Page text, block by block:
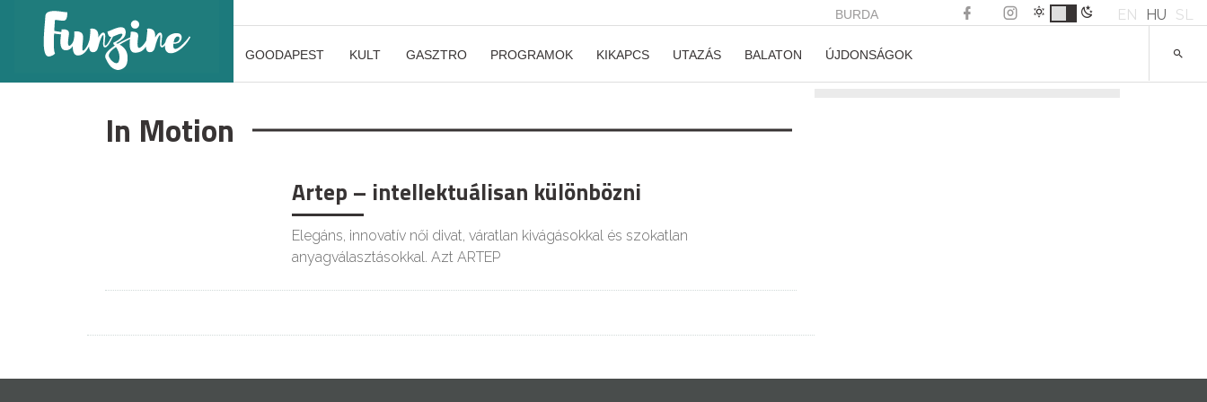
BURDA EN HU SL
GOODAPEST KULT GASZTRO PROGRAMOK KIKAPCS UTAZÁS BALATON ÚJDONSÁGOK
In Motion
Artep – intellektuálisan különbözni
Elegáns, innovatív női divat, váratlan kivágásokkal és szokatlan
anyagválasztásokkal. Azt ARTEP